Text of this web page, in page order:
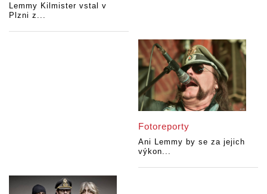
Lemmy Kilmister vstal v
Plzni z...
Fotoreporty
Ani Lemmy by se za jejich
výkon...